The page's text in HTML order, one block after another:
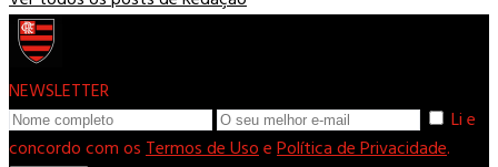
NEWSLETTER
Li e
concordo com osTermos de UsoePolítica de Privacidade.